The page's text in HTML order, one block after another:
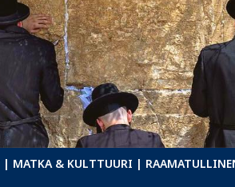
| MATKA & KULTTUURI |